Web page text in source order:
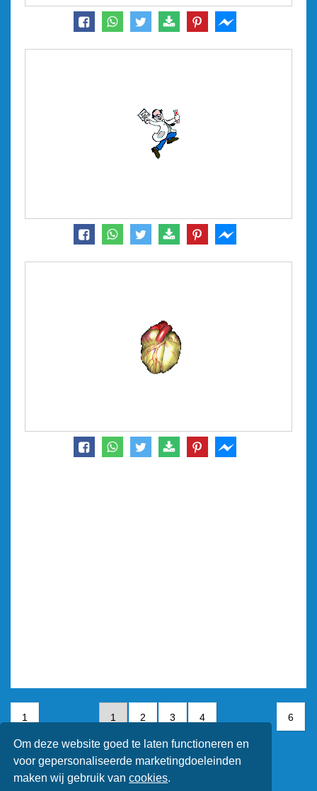
Om deze website goed te laten functioneren en
voor gepersonaliseerde marketingdoeleinden
maken wij gebruik vancookies.
1 1 2 3 4 6